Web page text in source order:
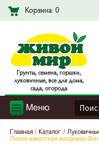
Корзина: 0
Гpyнты, ceмeнa, гopшки,
лyкoвичныe, вce для дoмa,
caдa, oгopoдa
Меню
Главная Каталог
Лилия азиатская махровая